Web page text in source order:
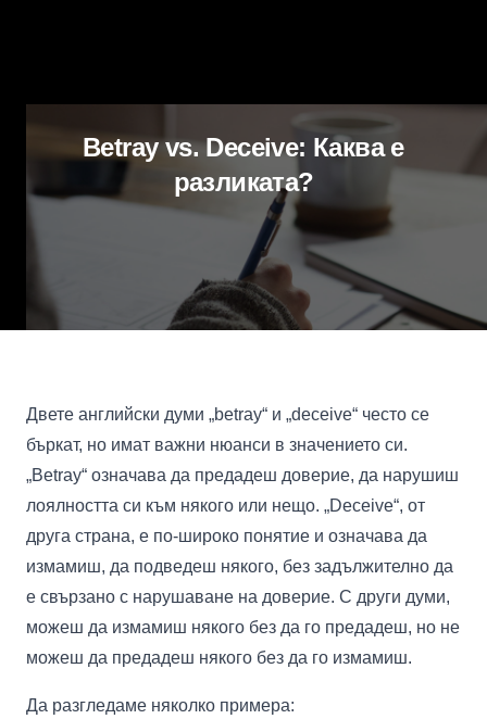
Betray vs. Deceive: Каква е
разликата?
Двете английски думи „betray“ и „deceive“ често се
бъркат, но имат важни нюанси в значението си.
„Betray“ означава да предадеш доверие, да нарушиш
лоялността си към някого или нещо. „Deceive“, от
друга страна, е по-широко понятие и означава да
измамиш, да подведеш някого, без задължително да
е свързано с нарушаване на доверие. С други думи,
можеш да измамиш някого без да го предадеш, но не
можеш да предадеш някого без да го измамиш.
Да разгледаме няколко примера: